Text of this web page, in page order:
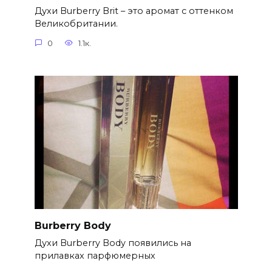
Духи Burberry Brit – это аромат с оттенком
Великобритании.
0 1.1к.
Burberry Body
Духи Burberry Body появились на
прилавках парфюмерных